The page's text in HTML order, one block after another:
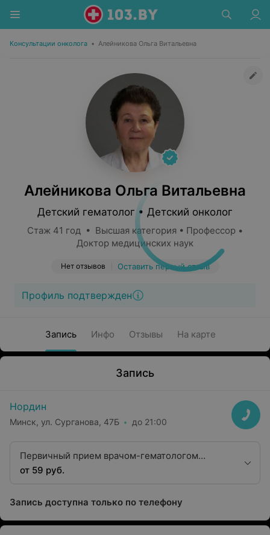
Консультации онколога • Алейникова Ольга Витальевна
Алейникова Ольга Витальевна
Детский гематолог • Детский онколог
Стаж 41 год • Высшая категория • Профессор •
Доктор медицинских наук
Нет отзывов Оставить первый отзыв
Профиль подтвержден
Запись Инфо Отзывы На карте
Запись
Нордин
Минск, ул. Сурганова, 47Б до 21:00
Первичный прием врачом-гематологом
высшей категории
от 59 руб.
Запись доступна только по телефону